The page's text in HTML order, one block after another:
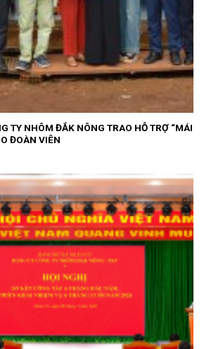
TY NHÔM ĐẮK NÔNG TRAO HỖ TRỢ “MÁI
ĐOÀN VIÊN